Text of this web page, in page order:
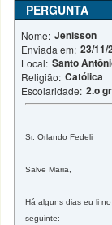
PERGUNTA
Nome: Jênisson
Enviada em: 23/11/
Local: Santo
Religião: Católica
Escolaridade: 2.o
Sr. Orlando Fedeli
Salve Maria,
Há alguns dias eu li
seguinte: